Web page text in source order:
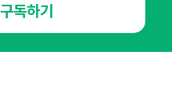
독하기